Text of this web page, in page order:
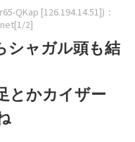
QKap [126.194.14.51]) ：
2]
シャガル頭も結
とかカイザー